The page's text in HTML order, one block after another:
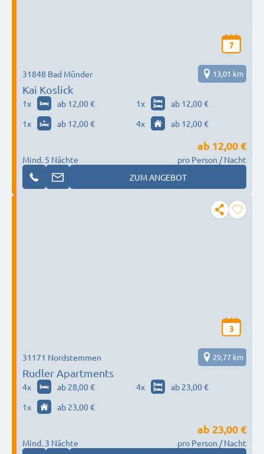
7
Kai Koslick
31848 Bad Münder 13,01 km
1x ab 12,00 € 1x
ab 12,00 €
1x ab 12,00 € 4x ab 12,00 €
Mind. 5 Nächte
ab 12,00 €
pro Person / Nacht
ZUM ANGEBOT
3
Rudler Apartments
31171 Nordstemmen 29,77 km
4x ab 28,00 € 4x
ab 23,00 €
1x ab 23,00 €
Mind. 3 Nächte
ab 23,00 €
pro Person / Nacht